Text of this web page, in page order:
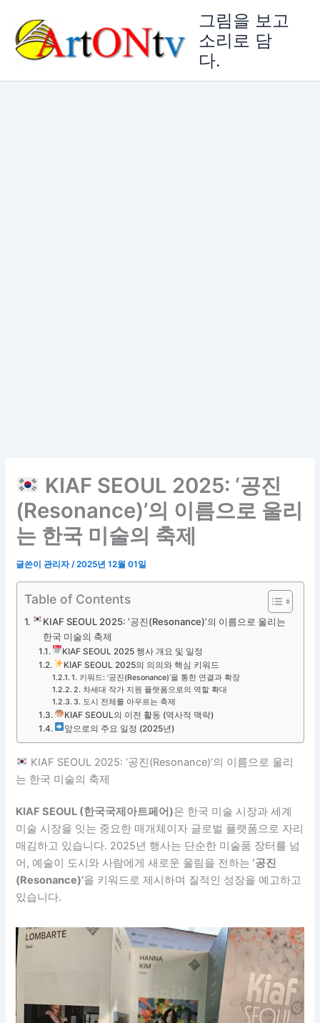
그림을 보고
소리로 담
다.
KIAF SEOUL 2025: ‘공진
(Resonance)’의 이름으로 울리
는 한국 미술의 축제
글쓴이관리자/2025년 12월 01일
Table of Contents
KIAF SEOUL 2025: ‘공진(Resonance)’의 이름으로 울리는
한국 미술의 축제
KIAF SEOUL 2025 행사 개요 및 일정
KIAF SEOUL 2025의 의의와 핵심 키워드
1. 키워드: ‘공진(Resonance)’을 통한 연결과 확장
2. 차세대 작가 지원 플랫폼으로의 역할 확대
3. 도시 전체를 아우르는 축제
KIAF SEOUL의 이전 활동 (역사적 맥락)
앞으로의 주요 일정 (2025년)
KIAF SEOUL 2025: ‘공진(Resonance)’의 이름으로 울리
는 한국 미술의 축제
KIAF SEOUL (한국국제아트페어)은 한국 미술 시장과 세계
미술 시장을 잇는 중요한 매개체이자 글로벌 플랫폼으로 자리
매김하고 있습니다. 2025년 행사는 단순한 미술품 장터를 넘
어, 예술이 도시와 사람에게 새로운 울림을 전하는 ‘공진
(Resonance)’을 키워드로 제시하며 질적인 성장을 예고하고
있습니다.